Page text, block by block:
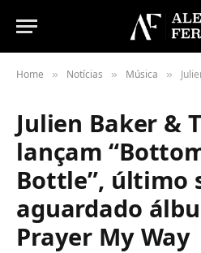
Home » Notícias » Música » Julien
Julien Baker &
lançam
Bottle”, último
aguardado
Prayer My Way